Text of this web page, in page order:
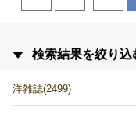
検索結果を絞り込
洋雑誌(2499)